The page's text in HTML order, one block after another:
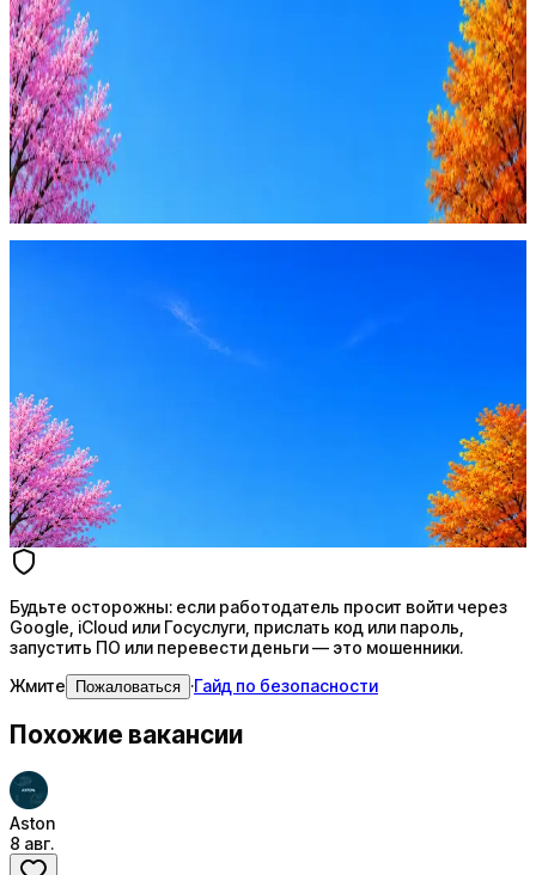
Будьте осторожны: если работодатель просит войти через
Google, iCloud или Госуслуги, прислать код или пароль,
запустить ПО или перевести деньги — это мошенники.
Жмите Пожаловаться
Стратегия поиска с AI: рынки, позиции, вилка, каналы
Будьте осторожны: если работодатель просит войти через
Google, iCloud или Госуслуги, прислать код или пароль,
запустить ПО или перевести деньги — это мошенники.
Жмите
Пожаловаться ·Гайд по безопасности
Похожие вакансии
Aston
8 авг.